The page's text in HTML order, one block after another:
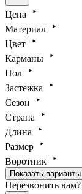
Цена
Материал
Цвет
Карманы
Пол
Застежка
Сезон
Страна
Длина
Размер
Воротник
Показать варианты
Перезвонить вам?